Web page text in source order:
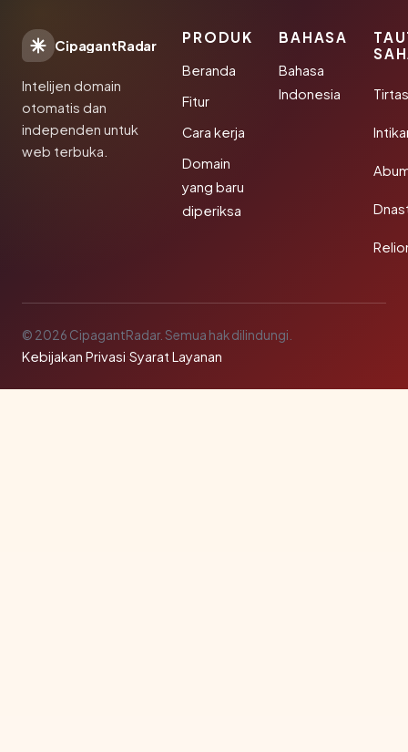
CipagantRadar
Intelijen domain
otomatis dan
independen untuk
web terbuka.
PRODUK
Beranda
Fitur
Cara kerja
Domain
yang baru
diperiksa
BAHASA
Bahasa
Indonesia
© 2026 CipagantRadar. Semua hak dilindungi.
Kebijakan Privasi·Syarat Layanan